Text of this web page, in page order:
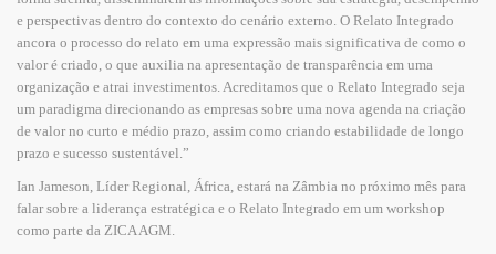
e perspectivas dentro do contexto do cenário externo. O Relato Integrado
ancora o processo do relato em uma expressão mais significativa de como o
valor é criado, o que auxilia na apresentação de transparência em uma
organização e atrai investimentos. Acreditamos que o Relato Integrado seja
um paradigma direcionando as empresas sobre uma nova agenda na criação
de valor no curto e médio prazo, assim como criando estabilidade de longo
prazo e sucesso sustentável.”
Ian Jameson, Líder Regional, África, estará na Zâmbia no próximo mês para
falar sobre a liderança estratégica e o Relato Integrado em um workshop
como parte da ZICA AGM.